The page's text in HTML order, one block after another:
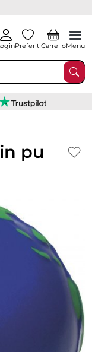
PreferitiCarrelloMenu
pu